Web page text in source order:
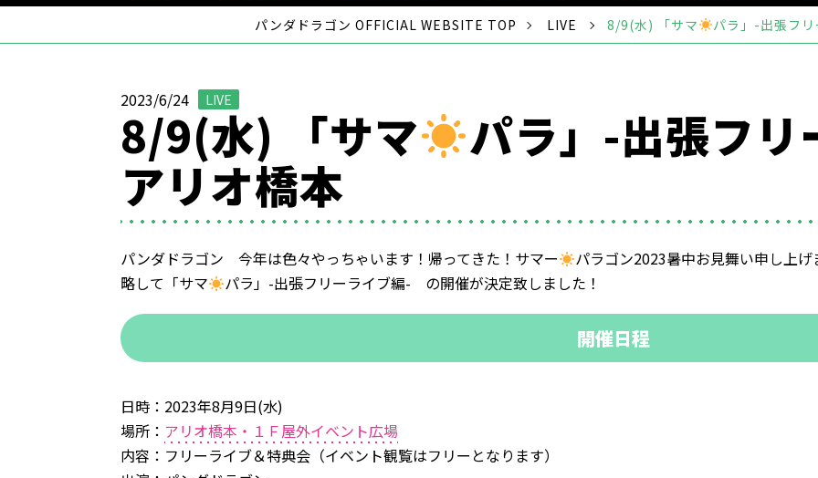
パンダドラゴン OFFICIAL WEBSITE TOP LIVE 8/9(水) 「サマ パラ」-出張フ
2023/6/24 LIVE
8/9(水) 「サマ パラ」-出張フ
アリオ橋本
パンダドラゴン 今年は色々やっちゃいます！帰ってきた！サマー
パラゴン2023暑中お見舞い申し上げ
略して「サマ
パラ」-出張フリーライブ編- の開催が決定致しました！
開催日程
日時：2023年8月9日(水)
場所： アリオ橋本・１Ｆ屋外イベント広場
内容：フリーライブ＆特典会（イベント観覧はフリーとなります）